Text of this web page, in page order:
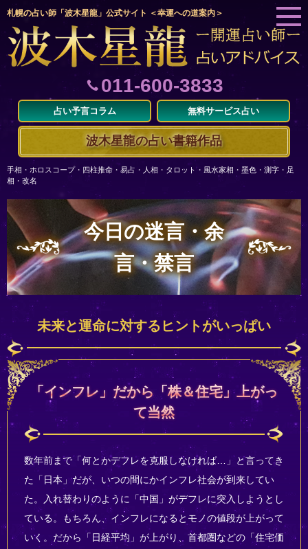
札幌の占い師「波木星龍」公式サイト ＜幸運への道案内＞
011-600-3833
占い予言コラム 無料サービス占い
波木星龍の占い書籍作品
手相・ホロスコープ・四柱推命・易占・人相・タロット・風水家相・墨色・測字・足
相・改名
今日の迷言・余
言・禁言
未来と運命に対するヒントがいっぱい
「インフレ」だから「株＆住宅」上がっ
て当然
数年前まで「何とかデフレを克服しなければ…」と言ってき
た「日本」だが、いつの間にかインフレ社会が到来してい
た。入れ替わりのように「中国」がデフレに突入しようとし
ている。もちろん、インフレになるとモノの値段が上がって
いく。だから「日経平均」が上がり、首都圏などの「住宅価